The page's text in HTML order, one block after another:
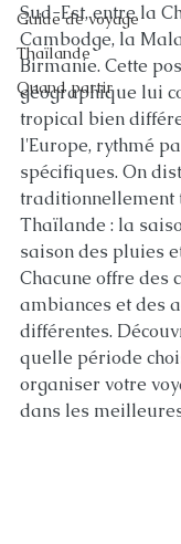
Guide de voyage
Thaïlande
Quand partir
Sud-Est, entre la
Cambodge, la
Birmanie. Cette
géographique lui
tropical bien
l'Europe, rythmé
spécifiques. On
traditionnellement
Thaïlande : la
saison des pluies
Chacune offre des
ambiances et des
différentes.
quelle période
organiser votre
dans les